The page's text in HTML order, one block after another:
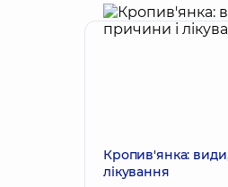
Кропив'янка:
лікування